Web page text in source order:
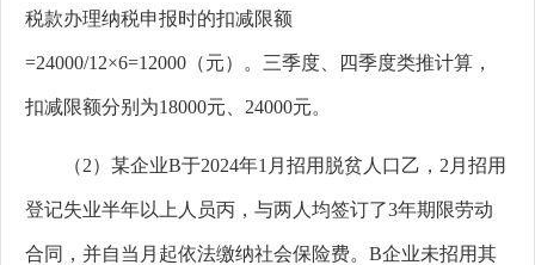
税款办理纳税申报时的扣减限额
=24000/12×6=12000 （元）。三季度、四季度类推计算，
扣减限额分别为18000元、 24000元。
（2）某企业B于2024年1 月招用脱贫人口乙， 2 月招用
登记失业半年以上人员丙，与两人均签订了3年期限劳动
合同，并自当月起依法缴纳社会保险费。 B企业未招用其